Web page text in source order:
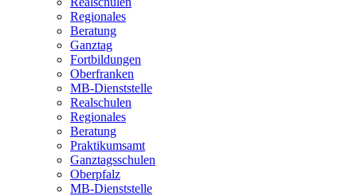
Regionales
Beratung
Ganztag
Fortbildungen
Oberfranken
MB-Dienststelle
Realschulen
Regionales
Beratung
Praktikumsamt
Ganztagsschulen
Oberpfalz
MB-Dienststelle